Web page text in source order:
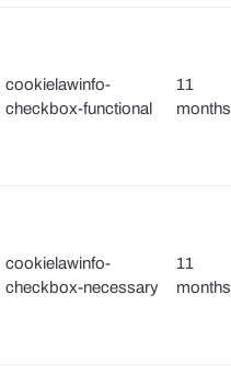
cookielawinfo-
checkbox-functional
11
months
cookielawinfo-
checkbox-necessary
11
months